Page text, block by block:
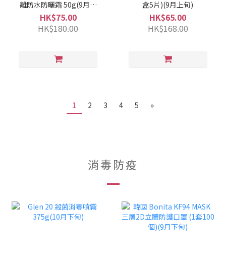
離防水防曬霜 50g(9月上
旬)
HK$75.00
HK$180.00
盒5片)(9月上旬)
HK$65.00
HK$168.00
1 2 3 4 5 »
消毒防疫